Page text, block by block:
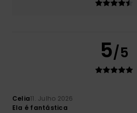
5/5
Celia11. Julho 2026
Ela é fantástica